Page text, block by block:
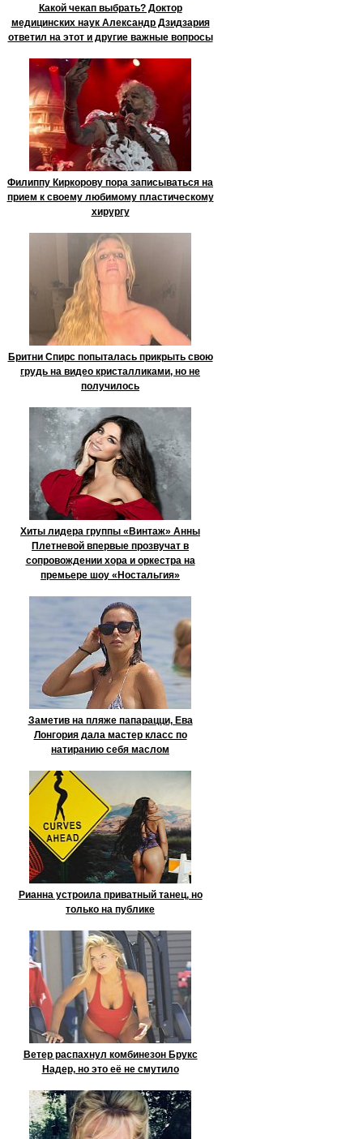
Какой чекап выбрать? Доктор
медицинских наук Александр Дзидзария
ответил на этот и другие важные вопросы
Филиппу Киркорову пора записываться на
прием к своему любимому пластическому
хирургу
Бритни Спирс попыталась прикрыть свою
грудь на видео кристалликами, но не
получилось
Хиты лидера группы «Винтаж» Анны
Плетневой впервые прозвучат в
сопровождении хора и оркестра на
премьере шоу «Ностальгия»
Заметив на пляже папарацци, Ева
Лонгория дала мастер класс по
натиранию себя маслом
Рианна устроила приватный танец, но
только на публике
Ветер распахнул комбинезон Брукс
Надер, но это её не смутило